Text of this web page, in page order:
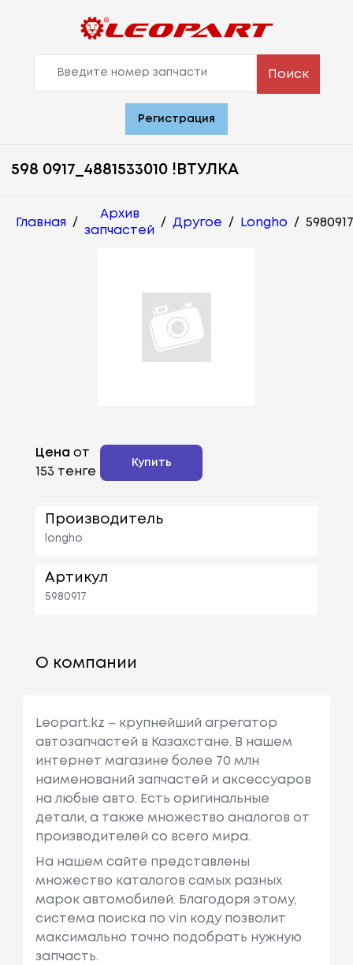
Поиск
Регистрация
598 0917_4881533010 !ВТУЛКА
Главная /
Архив
запчастей
/ Другое / Longho / 5980917
Цена от
153 тенге
Купить
Производитель
longho
Артикул
5980917
О компании
Leopart.kz – крупнейший агрегатор
автозапчастей в Казахстане. В нашем
интернет магазине более 70 млн
наименований запчастей и аксессуаров
на любые авто. Есть оригинальные
детали, а также множество аналогов от
производителей со всего мира.
На нашем сайте представлены
множество каталогов самых разных
марок автомобилей. Благодоря этому,
система поиска по vin коду позволит
максимально точно подобрать нужную
запчасть.